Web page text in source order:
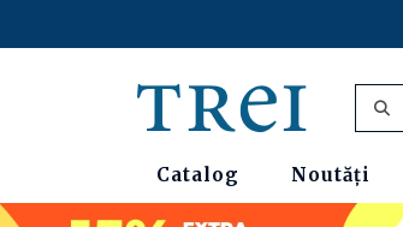
Catalog Noutăți